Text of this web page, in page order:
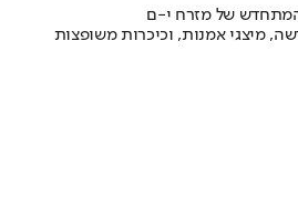
המתחדש של מזרח י-ם
מיצגי אמנות, וכיכרות משופצות